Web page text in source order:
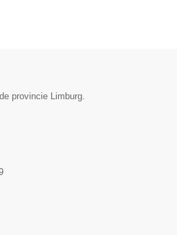
provincie Limburg.